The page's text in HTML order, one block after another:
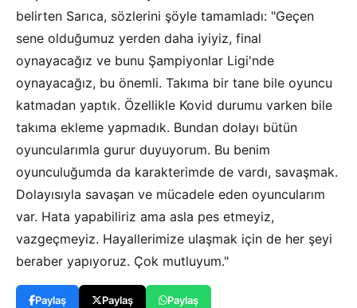
belirten Sarıca, sözlerini şöyle tamamladı: "Geçen
sene olduğumuz yerden daha iyiyiz, final
oynayacağız ve bunu Şampiyonlar Ligi'nde
oynayacağız, bu önemli. Takıma bir tane bile oyuncu
katmadan yaptık. Özellikle Kovid durumu varken bile
takıma ekleme yapmadık. Bundan dolayı bütün
oyuncularımla gurur duyuyorum. Bu benim
oyunculuğumda da karakterimde de vardı, savaşmak.
Dolayısıyla savaşan ve mücadele eden oyuncularım
var. Hata yapabiliriz ama asla pes etmeyiz,
vazgeçmeyiz. Hayallerimize ulaşmak için de her şeyi
beraber yapıyoruz. Çok mutluyum."
Paylaş Paylaş Paylaş